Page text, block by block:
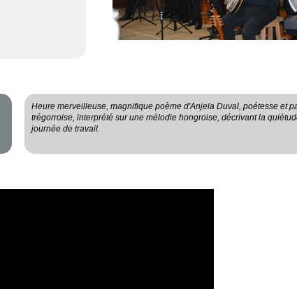
Heure merveilleuse, magnifique poème d'Anjela Duval, poétesse et
trégorroise, interprété sur une mélodie hongroise, décrivant la
journée de travail.